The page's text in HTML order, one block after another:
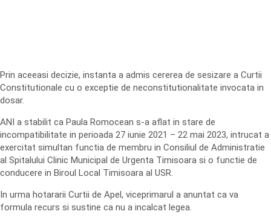
Prin aceeasi decizie, instanta a admis cererea de sesizare a Curtii
Constitutionale cu o exceptie de neconstitutionalitate invocata in
dosar.
ANI a stabilit ca Paula Romocean s-a aflat in stare de
incompatibilitate in perioada 27 iunie 2021 – 22 mai 2023, intrucat a
exercitat simultan functia de membru in Consiliul de Administratie
al Spitalului Clinic Municipal de Urgenta Timisoara si o functie de
conducere in Biroul Local Timisoara al USR.
In urma hotararii Curtii de Apel, viceprimarul a anuntat ca va
formula recurs si sustine ca nu a incalcat legea.